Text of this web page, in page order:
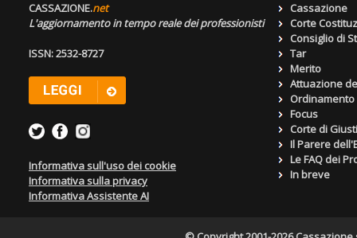
CASSAZIONE.net
L'aggiornamento in tempo reale dei professionisti
ISSN: 2532-8727
Informativa sull'uso dei cookie
Informativa sulla privacy
Informativa Assistente AI
Cassazione
Corte
Consiglio di
Tar
Merito
Attuazione
Focus
Corte di
Il Parere
Le FAQ dei
In breve